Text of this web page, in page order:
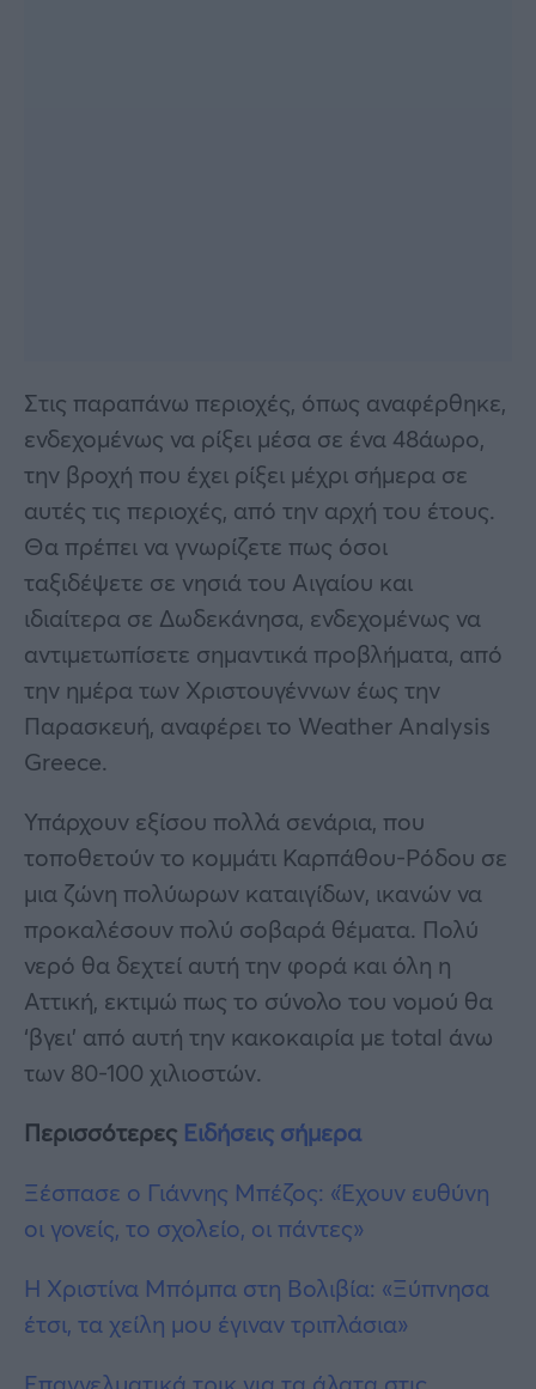
Στις παραπάνω περιοχές, όπως αναφέρθηκε,
ενδεχομένως να ρίξει μέσα σε ένα 48άωρο,
την βροχή που έχει ρίξει μέχρι σήμερα σε
αυτές τις περιοχές, από την αρχή του έτους.
Θα πρέπει να γνωρίζετε πως όσοι
ταξιδέψετε σε νησιά του Αιγαίου και
ιδιαίτερα σε Δωδεκάνησα, ενδεχομένως να
αντιμετωπίσετε σημαντικά προβλήματα, από
την ημέρα των Χριστουγέννων έως την
Παρασκευή, αναφέρει το Weather Analysis
Greece.
Υπάρχουν εξίσου πολλά σενάρια, που
τοποθετούν το κομμάτι Καρπάθου-Ρόδου σε
μια ζώνη πολύωρων καταιγίδων, ικανών να
προκαλέσουν πολύ σοβαρά θέματα. Πολύ
νερό θα δεχτεί αυτή την φορά και όλη η
Αττική, εκτιμώ πως το σύνολο του νομού θα
‘βγει’ από αυτή την κακοκαιρία με total άνω
των 80-100 χιλιοστών.
Περισσότερες Ειδήσεις σήμερα
Ξέσπασε ο Γιάννης Μπέζος: «Έχουν ευθύνη
οι γονείς, το σχολείο, οι πάντες»
Η Χριστίνα Μπόμπα στη Βολιβία: «Ξύπνησα
έτσι, τα χείλη μου έγιναν τριπλάσια»